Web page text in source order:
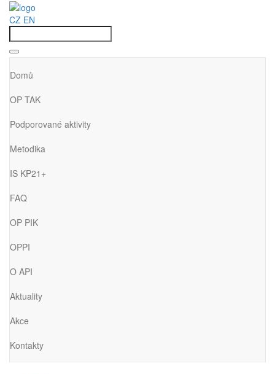
CZ EN
Domů
OP TAK
Podporované aktivity
Metodika
IS KP21+
FAQ
OP PIK
OPPI
O API
Aktuality
Akce
Kontakty